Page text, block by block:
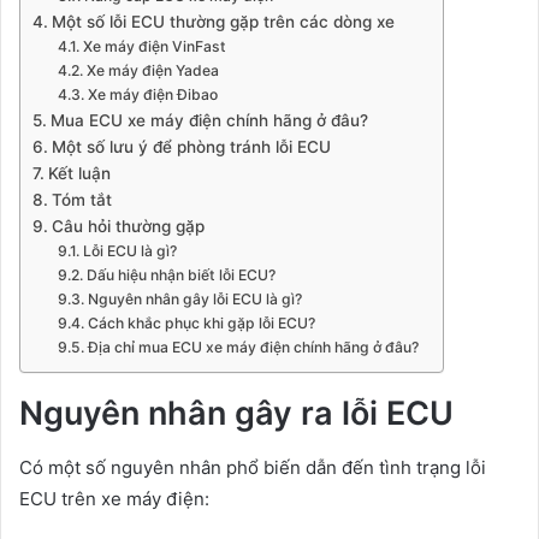
Một số lỗi ECU thường gặp trên các dòng xe
Xe máy điện VinFast
Xe máy điện Yadea
Xe máy điện Đibao
Mua ECU xe máy điện chính hãng ở đâu?
Một số lưu ý để phòng tránh lỗi ECU
Kết luận
Tóm tắt
Câu hỏi thường gặp
Lỗi ECU là gì?
Dấu hiệu nhận biết lỗi ECU?
Nguyên nhân gây lỗi ECU là gì?
Cách khắc phục khi gặp lỗi ECU?
Địa chỉ mua ECU xe máy điện chính hãng ở đâu?
Nguyên nhân gây ra lỗi ECU
Có một số nguyên nhân phổ biến dẫn đến tình trạng lỗi
ECU trên xe máy điện: